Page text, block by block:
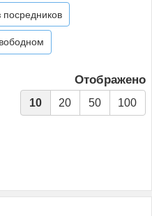
посредников
Отображено
10 20 50 100